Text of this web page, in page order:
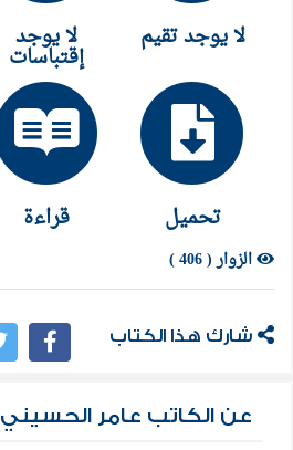
لا يوجد تقيم لا يوجد
إقتباسات
تحميل قراءة
الزوار ( 406 )
شارك هذا الكتاب
عن الكاتب عامر الحسيني